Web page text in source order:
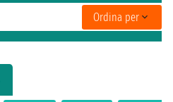
Ordina per